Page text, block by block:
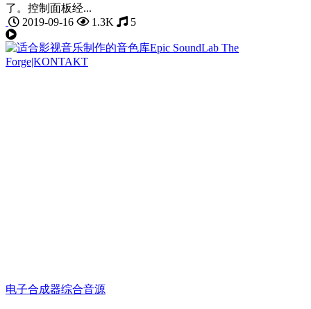
了。控制面板经​...
2019-09-16
1.3K 5
电子合成器综合音源